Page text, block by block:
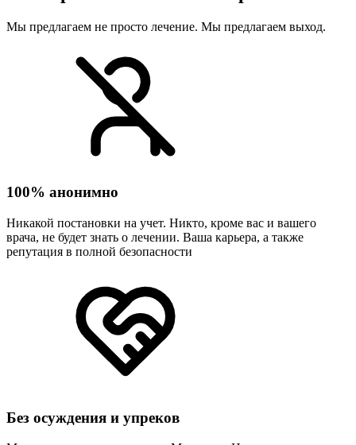
Мы предлагаем не просто лечение. Мы предлагаем выход.
100% анонимно
Никакой постановки на учет. Никто, кроме вас и вашего
врача, не будет знать о лечении. Ваша карьера, а также
репутация в полной безопасности
Без осуждения и упреков